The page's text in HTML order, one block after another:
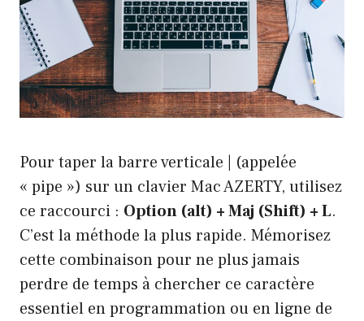
Pour taper la barre verticale | (appelée
« pipe ») sur un clavier Mac AZERTY, utilisez
ce raccourci : Option (alt) + Maj (Shift) + L.
C’est la méthode la plus rapide. Mémorisez
cette combinaison pour ne plus jamais
perdre de temps à chercher ce caractère
essentiel en programmation ou en ligne de